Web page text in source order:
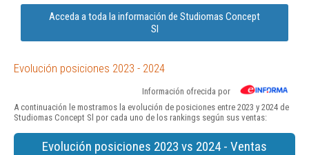
Acceda a toda la información de Studiomas Concept
Sl
Evolución posiciones 2023 - 2024
Información ofrecida por
A continuación le mostramos la evolución de posiciones entre 2023 y 2024 de
Studiomas Concept Sl por cada uno de los rankings según sus ventas:
Evolución posiciones 2023 vs 2024 - Ventas